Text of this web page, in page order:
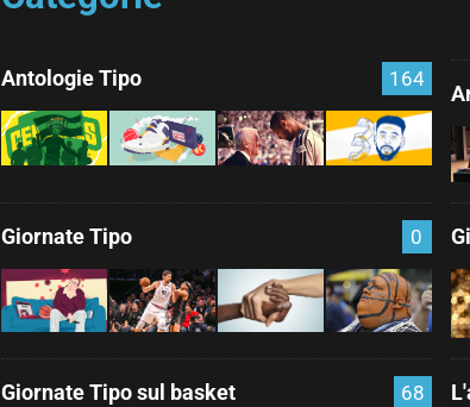
Antologie Tipo 164
Giornate Tipo 0
Giornate Tipo sul basket 68